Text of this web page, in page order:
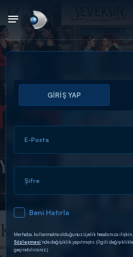
Arama
ARAMA SONUÇLARI
DİĞER SONUÇLAR
GİRİŞ YAP
E-Posta
Şifre
Beni Hatırla
Merhaba, kullanmakta olduğunuz üyelik hesabınıza ilişkin
Sözleşmesi’nde değişiklik yapılmıştır. (İlgili
geçirebilirsiniz.)